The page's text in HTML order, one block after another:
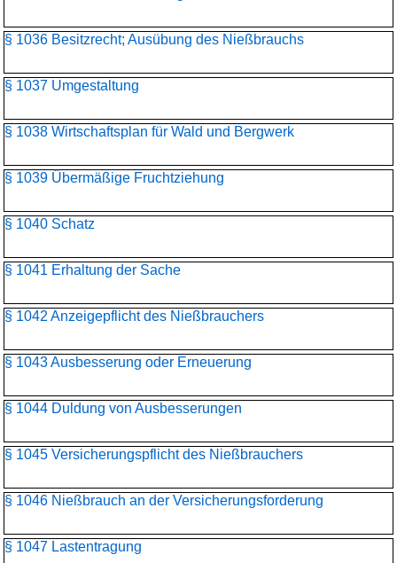
§ 1036 Besitzrecht; Ausübung des Nießbrauchs
§ 1037 Umgestaltung
§ 1038 Wirtschaftsplan für Wald und Bergwerk
§ 1039 Übermäßige Fruchtziehung
§ 1040 Schatz
§ 1041 Erhaltung der Sache
§ 1042 Anzeigepflicht des Nießbrauchers
§ 1043 Ausbesserung oder Erneuerung
§ 1044 Duldung von Ausbesserungen
§ 1045 Versicherungspflicht des Nießbrauchers
§ 1046 Nießbrauch an der Versicherungsforderung
§ 1047 Lastentragung